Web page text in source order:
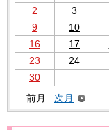
2
3
9
10
16
17
23
24
30
前月
次月